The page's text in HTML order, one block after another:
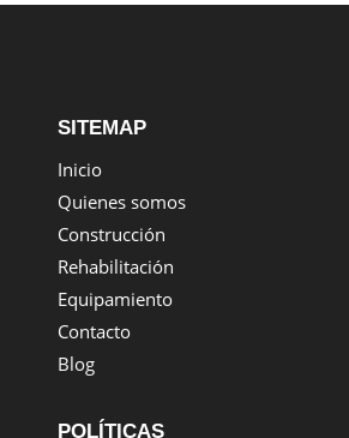
SITEMAP
Inicio
Quienes somos
Construcción
Rehabilitación
Equipamiento
Contacto
Blog
POLÍTICAS